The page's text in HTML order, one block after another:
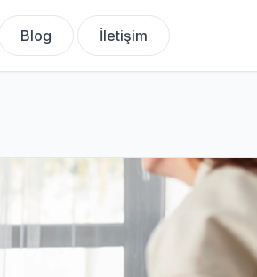
Blog İletişim